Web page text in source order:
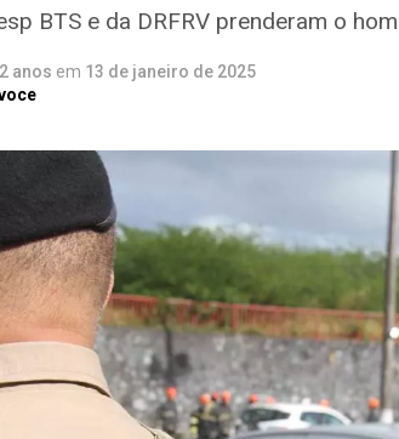
BTS e da DRFRV prenderam o
anos em 13 de janeiro de 2025